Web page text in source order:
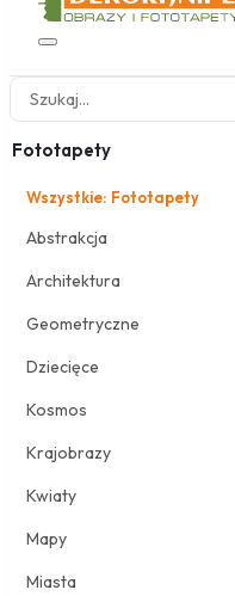
Fototapety
Wszystkie: Fototapety
Abstrakcja
Architektura
Geometryczne
Dziecięce
Kosmos
Krajobrazy
Kwiaty
Mapy
Miasta